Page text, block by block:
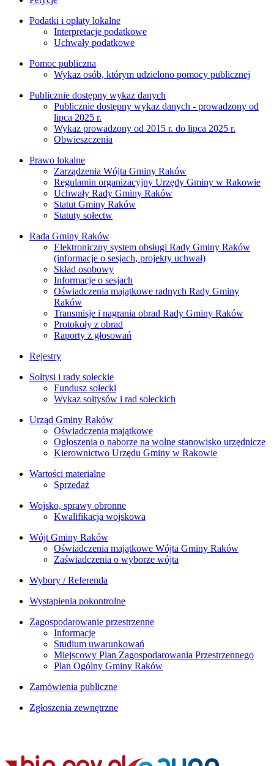
Podatki i opłaty lokalne
Interpretacje podatkowe
Uchwały podatkowe
Pomoc publiczna
Wykaz osób, którym udzielono pomocy publicznej
Publicznie dostępny wykaz danych
Publicznie dostępny wykaz danych - prowadzony od
lipca 2025 r.
Wykaz prowadzony od 2015 r. do lipca 2025 r.
Obwieszczenia
Prawo lokalne
Zarządzenia Wójta Gminy Raków
Regulamin organizacyjny Urzędy Gminy w Rakowie
Uchwały Rady Gminy Raków
Statut Gminy Raków
Statuty sołectw
Rada Gminy Raków
Elektroniczny system obsługi Rady Gminy Raków
(informacje o sesjach, projekty uchwał)
Skład osobowy
Informacje o sesjach
Oświadczenia majątkowe radnych Rady Gminy
Raków
Transmisje i nagrania obrad Rady Gminy Raków
Protokoły z obrad
Raporty z głosowań
Rejestry
Sołtysi i rady sołeckie
Fundusz sołecki
Wykaz sołtysów i rad sołeckich
Urząd Gminy Raków
Oświadczenia majątkowe
Ogłoszenia o naborze na wolne stanowisko urzędnicze
Kierownictwo Urzędu Gminy w Rakowie
Wartości materialne
Sprzedaż
Wojsko, sprawy obronne
Kwalifikacja wojskowa
Wójt Gminy Raków
Oświadczenia majątkowe Wójta Gminy Raków
Zaświadczenia o wyborze wójta
Wybory / Referenda
Wystąpienia pokontrolne
Zagospodarowanie przestrzenne
Informacje
Studium uwarunkowań
Miejscowy Plan Zagospodarowania Przestrzennego
Plan Ogólny Gminy Raków
Zamówienia publiczne
Zgłoszenia zewnętrzne